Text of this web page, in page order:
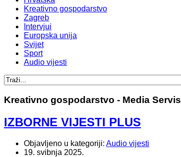
Kreativno gospodarstvo
Zagreb
Intervjui
Europska unija
Svijet
Sport
Audio vijesti
Kreativno gospodarstvo - Media Servis
IZBORNE VIJESTI PLUS
Objavljeno u kategoriji: Audio vijesti
19. svibnja 2025.